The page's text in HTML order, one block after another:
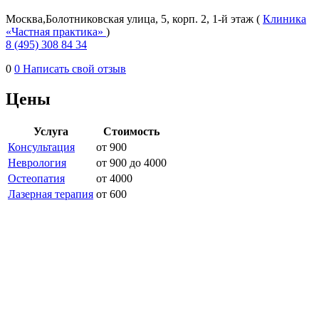
Москва,Болотниковская улица, 5, корп. 2, 1-й этаж ( Клиника
«Частная практика» )
8 (495) 308 84 34
0 0 Написать свой отзыв
Цены
Услуга
Стоимость
Консультация
от 900
Неврология
от 900 до 4000
Остеопатия
от 4000
Лазерная терапия от 600